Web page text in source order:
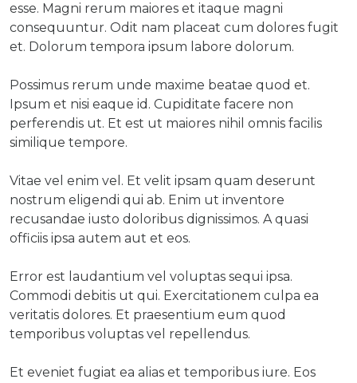
esse. Magni rerum maiores et itaque magni
consequuntur. Odit nam placeat cum dolores fugit
et. Dolorum tempora ipsum labore dolorum.
Possimus rerum unde maxime beatae quod et.
Ipsum et nisi eaque id. Cupiditate facere non
perferendis ut. Et est ut maiores nihil omnis facilis
similique tempore.
Vitae vel enim vel. Et velit ipsam quam deserunt
nostrum eligendi qui ab. Enim ut inventore
recusandae iusto doloribus dignissimos. A quasi
officiis ipsa autem aut et eos.
Error est laudantium vel voluptas sequi ipsa.
Commodi debitis ut qui. Exercitationem culpa ea
veritatis dolores. Et praesentium eum quod
temporibus voluptas vel repellendus.
Et eveniet fugiat ea alias et temporibus iure. Eos